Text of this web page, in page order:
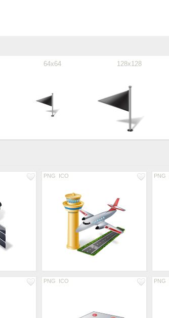
64x64 128x128
PNG ICO PNG
PNG ICO PNG